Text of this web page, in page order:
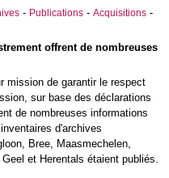
- Publications- Acquisitions-
offrent de nombreuses
mission de garantir le respect
sur base des déclarations
de nombreuses informations
d'archives
Bree, Maasmechelen,
et Herentals étaient publiés.